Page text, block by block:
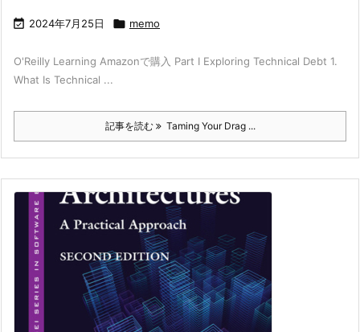
 2024年7月25日  memo
O'Reilly Learning Amazonで購入 Part I Exploring Technical Debt 1.
What Is Technical ...
記事を読む Taming Your Drag ...